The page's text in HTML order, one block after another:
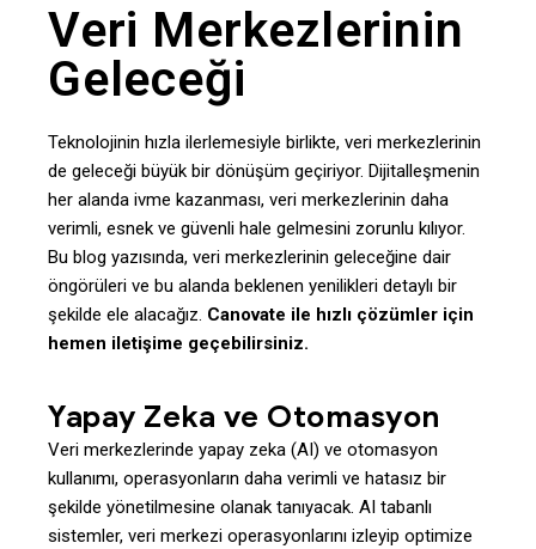
Veri Merkezlerinin
Geleceği
Teknolojinin hızla ilerlemesiyle birlikte, veri merkezlerinin
de geleceği büyük bir dönüşüm geçiriyor. Dijitalleşmenin
her alanda ivme kazanması, veri merkezlerinin daha
verimli, esnek ve güvenli hale gelmesini zorunlu kılıyor.
Bu blog yazısında, veri merkezlerinin geleceğine dair
öngörüleri ve bu alanda beklenen yenilikleri detaylı bir
şekilde ele alacağız. Canovate ile hızlı çözümler için
hemen iletişime geçebilirsiniz.
Yapay Zeka ve Otomasyon
Veri merkezlerinde yapay zeka (AI) ve otomasyon
kullanımı, operasyonların daha verimli ve hatasız bir
şekilde yönetilmesine olanak tanıyacak. AI tabanlı
sistemler, veri merkezi operasyonlarını izleyip optimize